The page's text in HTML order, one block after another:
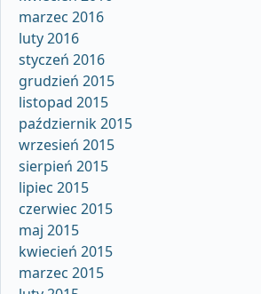
marzec 2016
luty 2016
styczeń 2016
grudzień 2015
listopad 2015
październik 2015
wrzesień 2015
sierpień 2015
lipiec 2015
czerwiec 2015
maj 2015
kwiecień 2015
marzec 2015